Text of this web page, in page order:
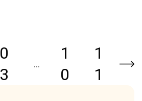
0
3
…
1
0
1
1